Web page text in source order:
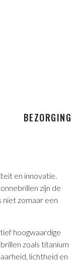
BEZORGING
en innovatie.
zijn de
zomaar een
hoogwaardige
zoals titanium
lichtheid en